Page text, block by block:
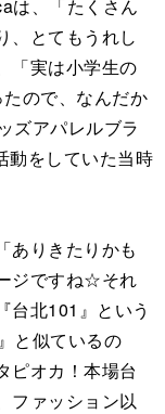
は、「たくさん
、とてもうれし
「実は小学生の
ので、なんだか
ズアパレルブラ
動をしていた当時
ありきたりかも
ジですね☆それ
台北101』という
と似ているの
ピオカ！本場台
ファッション以